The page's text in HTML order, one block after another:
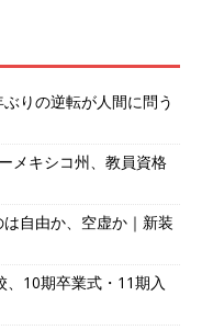
りの逆転が人間に問う
メキシコ州、教員資格
自由か、空虚か｜新装
10期卒業式・11期入